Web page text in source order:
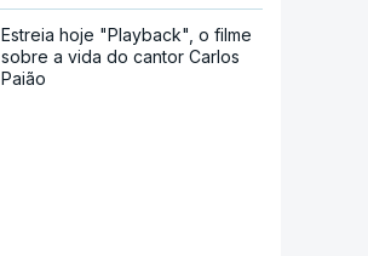
Estreia hoje "Playback", o filme
sobre a vida do cantor Carlos
Paião